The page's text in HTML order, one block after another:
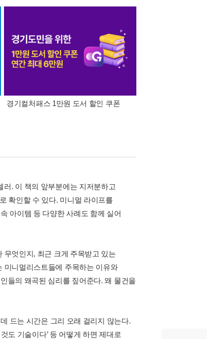
경기컬처패스 1만원 도서 할인 쿠폰
. 이 책의 앞부분에는 지저분하고
확인할 수 있다. 미니멀 라이프를
아이템 등 다양한 사례도 함께 실어
엇인지, 최근 크게 주목받고 있는
미니멀리스트들에 주목하는 이유와
들의 왜곡된 심리를 짚어준다. 왜 물건을
드는 시간은 그리 오래 걸리지 않는다.
도 기술이다’ 등 어떻게 하면 제대로